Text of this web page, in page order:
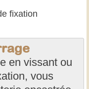
fixation
en vissant ou
vous